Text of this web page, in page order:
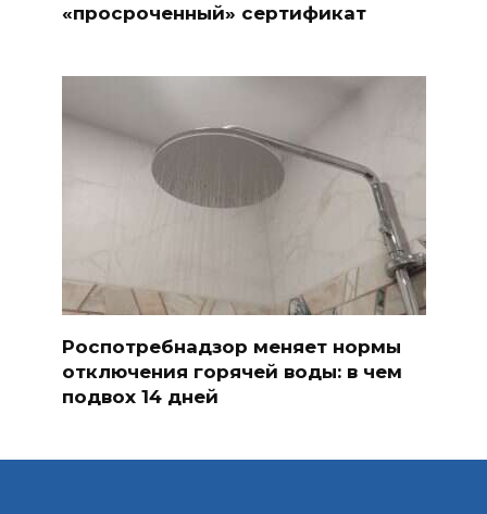
«просроченный» сертификат
Роспотребнадзор меняет нормы
отключения горячей воды: в чем
подвох 14 дней